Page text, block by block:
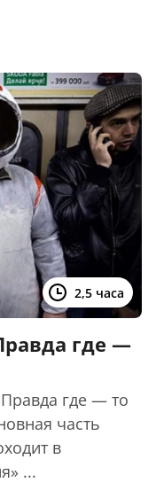
2,5 часа
где —
где — то
часть
в
...